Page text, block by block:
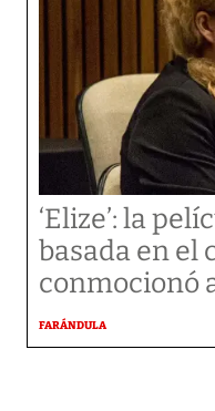
‘Elize’: la
basada en el
conmocionó
FARÁNDULA